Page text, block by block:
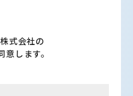
式会社の
意します。